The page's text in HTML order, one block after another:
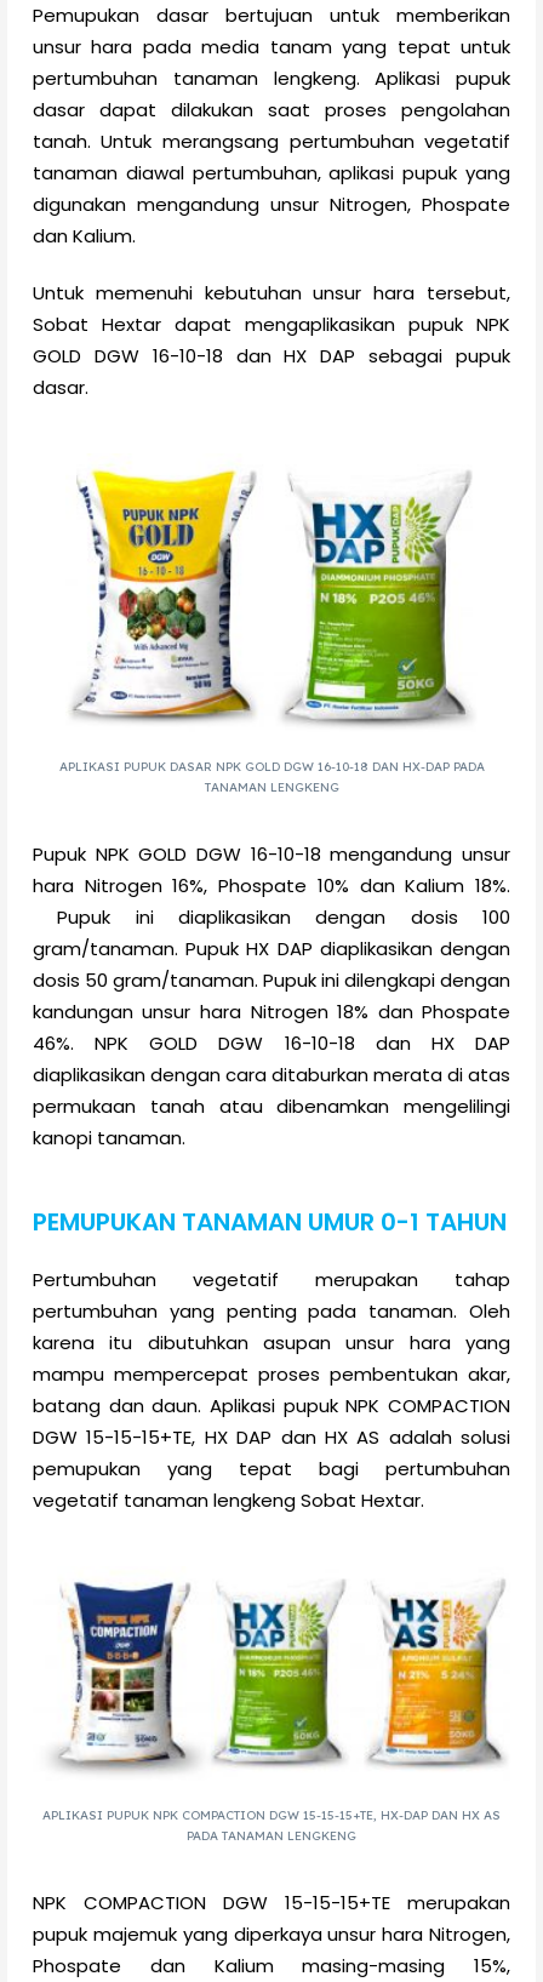
Pemupukan dasar bertujuan untuk memberikan
unsur hara pada media tanam yang tepat untuk
pertumbuhan tanaman lengkeng. Aplikasi pupuk
dasar dapat dilakukan saat proses pengolahan
tanah. Untuk merangsang pertumbuhan vegetatif
tanaman diawal pertumbuhan, aplikasi pupuk yang
digunakan mengandung unsur Nitrogen, Phospate
dan Kalium.
Untuk memenuhi kebutuhan unsur hara tersebut,
Sobat Hextar dapat mengaplikasikan pupuk NPK
GOLD DGW 16-10-18 dan HX DAP sebagai pupuk
dasar.
APLIKASI PUPUK DASAR NPK GOLD DGW 16-10-18 DAN HX-DAP PADA
TANAMAN LENGKENG
Pupuk NPK GOLD DGW 16-10-18 mengandung unsur
hara Nitrogen 16%, Phospate 10% dan Kalium 18%.
Pupuk ini diaplikasikan dengan dosis 100
gram/tanaman. Pupuk HX DAP diaplikasikan dengan
dosis 50 gram/tanaman. Pupuk ini dilengkapi dengan
kandungan unsur hara Nitrogen 18% dan Phospate
46%. NPK GOLD DGW 16-10-18 dan HX DAP
diaplikasikandengan cara ditaburkan merata di atas
permukaan tanah atau dibenamkan mengelilingi
kanopi tanaman.
PEMUPUKAN TANAMAN UMUR 0-1 TAHUN
Pertumbuhan vegetatif merupakan tahap
pertumbuhan yang penting pada tanaman. Oleh
karena itu dibutuhkan asupan unsur hara yang
mampu mempercepat proses pembentukan akar,
batang dan daun. Aplikasi pupuk NPK COMPACTION
DGW 15-15-15+TE, HX DAP dan HX AS adalah solusi
pemupukan yang tepat bagi pertumbuhan
vegetatif tanaman lengkeng Sobat Hextar.
APLIKASI PUPUK NPK COMPACTION DGW 15-15-15+TE, HX-DAP DAN HX AS
PADA TANAMAN LENGKENG
NPK COMPACTION DGW 15-15-15+TE merupakan
pupuk majemuk yang diperkaya unsur hara Nitrogen,
Phospate dan Kalium masing-masing 15%,